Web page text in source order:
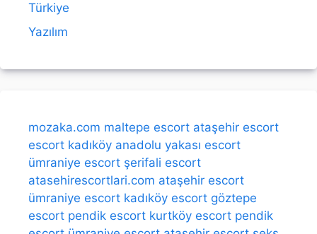
Türkiye
Yazılım
mozaka.com maltepe escort ataşehir escort
escort kadıköy anadolu yakası escort
ümraniye escort şerifali escort
atasehirescortlari.com ataşehir escort
ümraniye escort kadıköy escort göztepe
escort pendik escort kurtköy escort pendik